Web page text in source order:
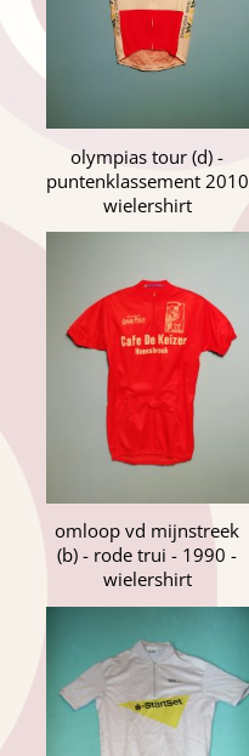
olympias tour (d) -
puntenklassement 2010
wielershirt
omloop vd mijnstreek
(b) - rode trui - 1990 -
wielershirt